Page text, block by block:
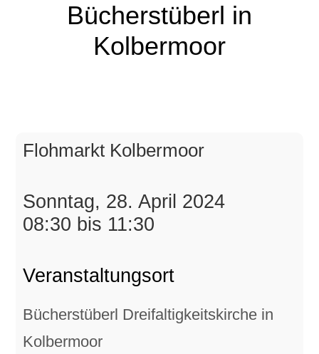
Bücherstüberl in
Kolbermoor
Flohmarkt Kolbermoor
Sonntag, 28. April 2024
08:30 bis 11:30
Veranstaltungsort
Bücherstüberl Dreifaltigkeitskirche in
Kolbermoor